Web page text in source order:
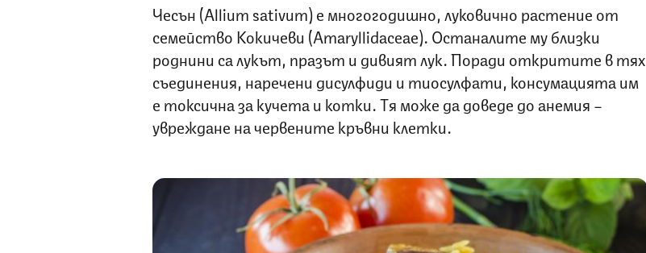
Чесън (Allium sativum) е многогодишно, луковично растение от
семейство Кокичеви (Amaryllidaceae). Останалите му близки
роднини са лукът, празът и дивият лук. Поради откритите в тях
съединения, наречени дисулфиди и тиосулфати, консумацията им
е токсична за кучета и котки. Тя може да доведе до анемия –
увреждане на червените кръвни клетки.